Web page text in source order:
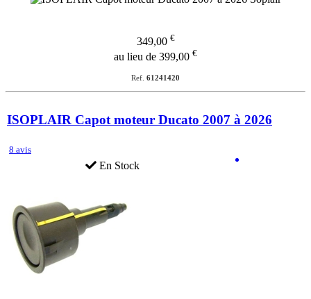
349,00 €
au lieu de 399,00 €
Ref. 61241420
ISOPLAIR Capot moteur Ducato 2007 à 2026
8 avis
En Stock